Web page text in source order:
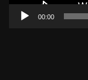
00:00